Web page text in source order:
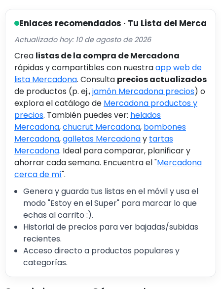
Enlaces recomendados · Tu Lista del Merca
Actualizado hoy: 10 de agosto de 2026
Crea listas de la compra de Mercadona
rápidas y compartibles con nuestraapp web de
lista Mercadona. Consulta precios actualizados
de productos (p. ej.,jamón Mercadona precios) o
explora el catálogo de Mercadona productos y
precios. También puedes ver: helados
Mercadona,chucrut Mercadona, bombones
Mercadona,galletas Mercadonay tartas
Mercadona. Ideal para comparar, planificar y
ahorrar cada semana. Encuentra el "Mercadona
cerca de mí".
Genera y guarda tus listas en el móvil y usa el
modo "Estoy en el Super" para marcar lo que
echas al carrito :).
Historial de precios para ver bajadas/subidas
recientes.
Acceso directo a productos populares y
categorías.